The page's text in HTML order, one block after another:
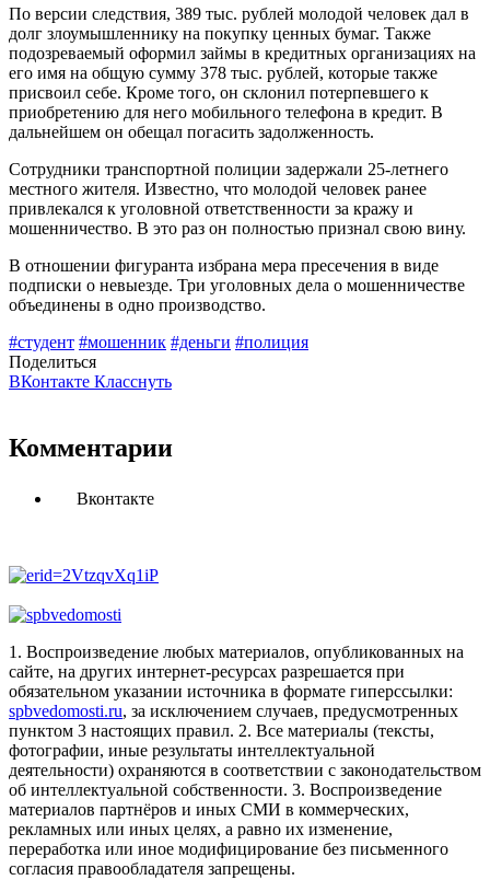
По версии следствия, 389 тыс. рублей молодой человек дал в
долг злоумышленнику на покупку ценных бумаг. Также
подозреваемый оформил займы в кредитных организациях на
его имя на общую сумму 378 тыс. рублей, которые также
присвоил себе. Кроме того, он склонил потерпевшего к
приобретению для него мобильного телефона в кредит. В
дальнейшем он обещал погасить задолженность.
Сотрудники транспортной полиции задержали 25-летнего
местного жителя. Известно, что молодой человек ранее
привлекался к уголовной ответственности за кражу и
мошенничество. В это раз он полностью признал свою вину.
В отношении фигуранта избрана мера пресечения в виде
подписки о невыезде. Три уголовных дела о мошенничестве
объединены в одно производство.
#студент #мошенник #деньги #полиция
Поделиться
ВКонтакте Класснуть
Комментарии
Вконтакте
1. Воспроизведение любых материалов, опубликованных на
сайте, на других интернет-ресурсах разрешается при
обязательном указании источника в формате гиперссылки:
spbvedomosti.ru, за исключением случаев, предусмотренных
пунктом 3 настоящих правил. 2. Все материалы (тексты,
фотографии, иные результаты интеллектуальной
деятельности) охраняются в соответствии с законодательством
об интеллектуальной собственности. 3. Воспроизведение
материалов партнёров и иных СМИ в коммерческих,
рекламных или иных целях, а равно их изменение,
переработка или иное модифицирование без письменного
согласия правообладателя запрещены.